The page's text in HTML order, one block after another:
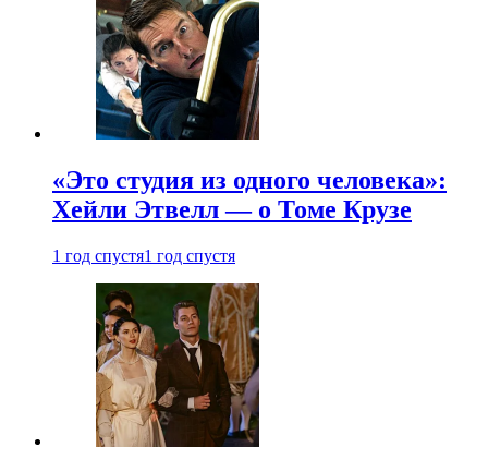
«Это студия из одного человека»:
Хейли Этвелл — о Томе Крузе
1 год спустя1 год спустя